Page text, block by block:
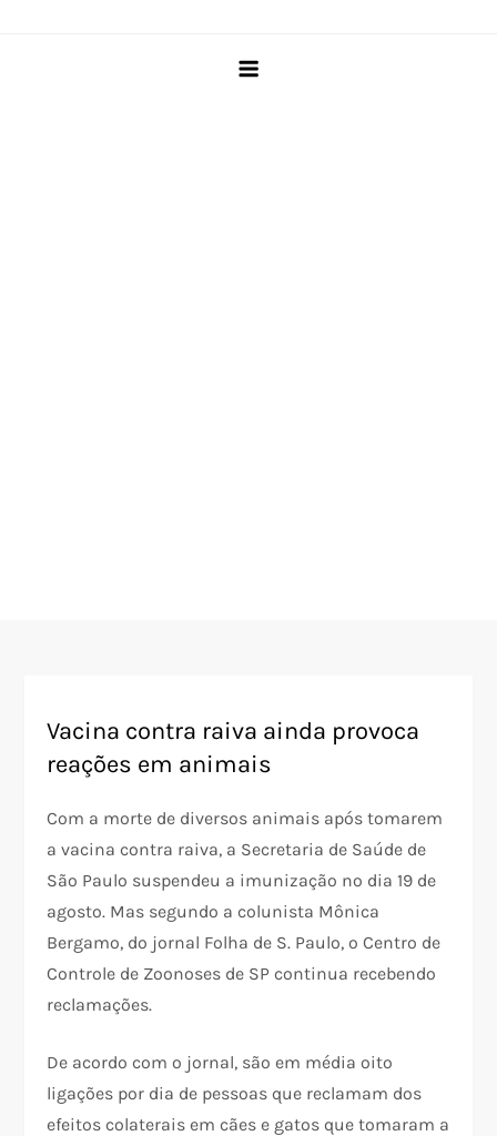
Vacina contra raiva ainda provoca
reações em animais
Com a morte de diversos animais após tomarem
a vacina contra raiva, a Secretaria de Saúde de
São Paulo suspendeu a imunização no dia 19 de
agosto. Mas segundo a colunista Mônica
Bergamo, do jornal Folha de S. Paulo, o Centro de
Controle de Zoonoses de SP continua recebendo
reclamações.
De acordo com o jornal, são em média oito
ligações por dia de pessoas que reclamam dos
efeitos colaterais em cães e gatos que tomaram a